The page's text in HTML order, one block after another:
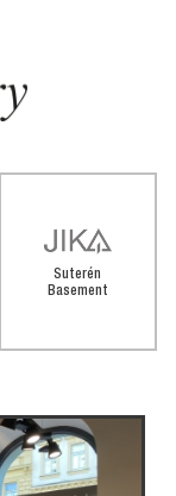
Suterén
Basement